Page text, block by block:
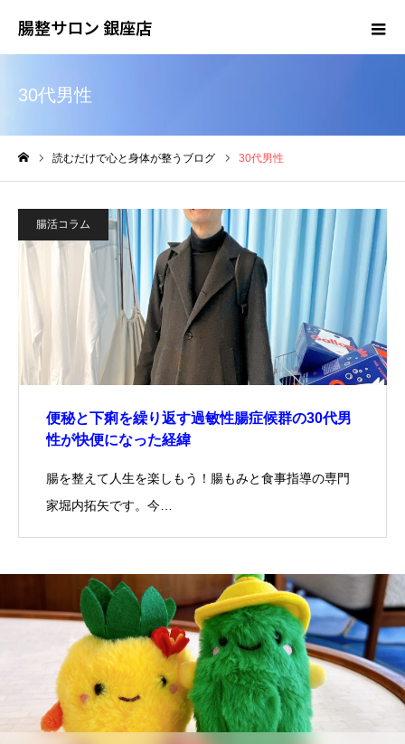
腸整サロン 銀座店
30代男性
読むだけで心と身体が整うブログ 30代男性
腸活コラム
便秘と下痢を繰り返す過敏性腸症候群の30代男
性が快便になった経緯
腸を整えて人生を楽しもう！腸もみと食事指導の専門
家堀内拓矢です。今…